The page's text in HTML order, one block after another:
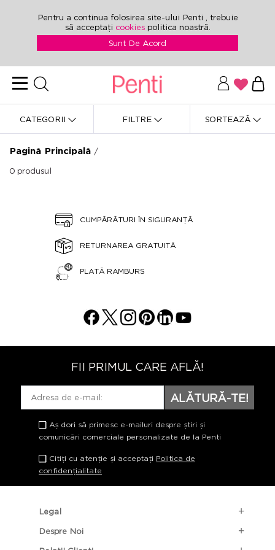
Pentru a continua folosirea site-ului Penti , trebuie
să acceptați cookies politica noastră.
Sunt De Acord
CATEGORII FILTRE SORTEAZĂ
Pagină Principală /
0 produsul
CUMPĂRĂTURI ÎN SIGURANȚĂ
RETURNAREA GRATUITĂ
PLATĂ RAMBURS
FII PRIMUL CARE AFLĂ!
ALĂTURĂ-TE!
Aș dori să primesc e-mailuri despre știri și
comunicări comerciale personalizate de la Penti
Citiți cu atenție și acceptați Politica de
confidențialitate
Legal
Despre Noi